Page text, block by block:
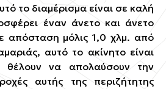
το διαμέρισμα είναι σε καλή
έναν άνετο και άνετο
απόσταση μόλις 1,0 χλμ. από
αυτό το ακίνητο είναι
θέλουν να απολαύσουν την
αυτής της περιζήτητης